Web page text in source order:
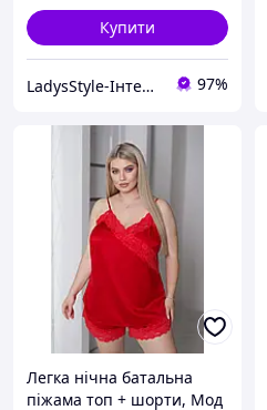
Купити
LadysStyle-Інтернет магазин жіночого одягу 97%
Легка нічна батальна
піжама топ + шорти, Мод